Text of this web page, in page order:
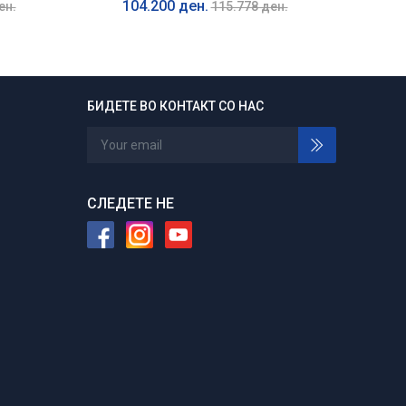
104.200 ден. 115.778 ден.
24/7 отворени
БИДЕТЕ ВО КОНТАКТ СО НАС
СЛЕДЕТЕ НЕ